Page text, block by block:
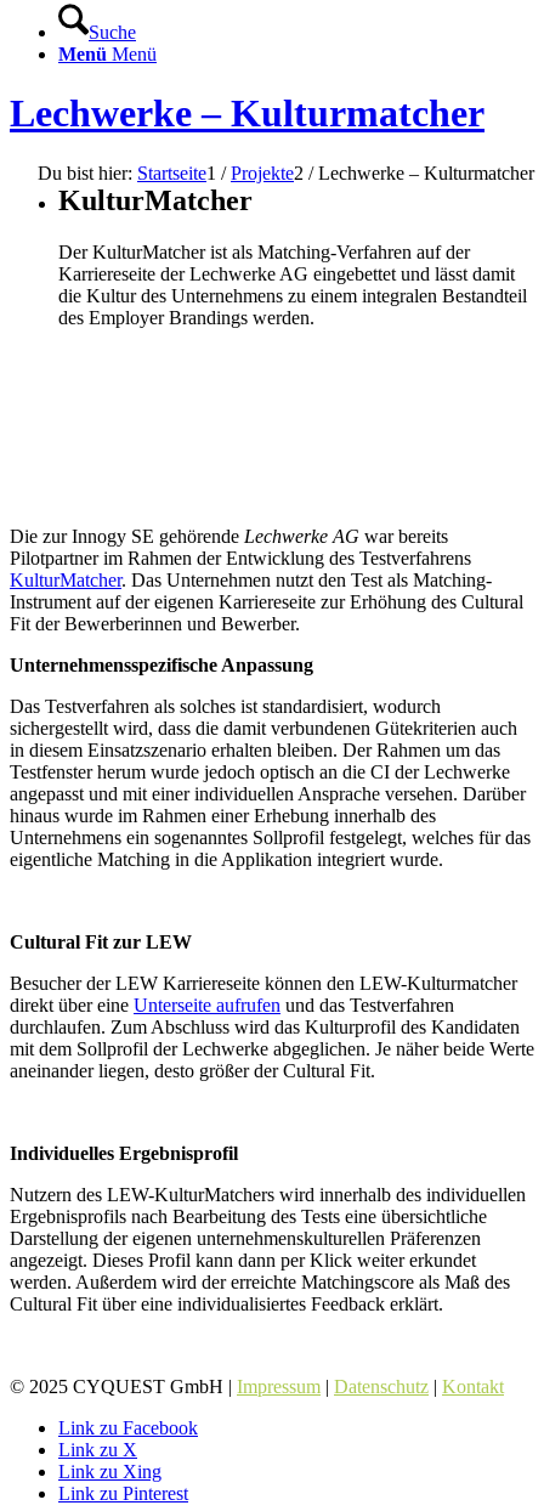
Suche
Menü Menü
Lechwerke – Kulturmatcher
Du bist hier: Startseite1 / Projekte2 / Lechwerke – Kulturmatcher
KulturMatcher
Der KulturMatcher ist als Matching-Verfahren auf der
Karriereseite der Lechwerke AG eingebettet und lässt damit
die Kultur des Unternehmens zu einem integralen Bestandteil
des Employer Brandings werden.
Die zur Innogy SE gehörende Lechwerke AG war bereits
Pilotpartner im Rahmen der Entwicklung des Testverfahrens
KulturMatcher. Das Unternehmen nutzt den Test als Matching-
Instrument auf der eigenen Karriereseite zur Erhöhung des Cultural
Fit der Bewerberinnen und Bewerber.
Unternehmensspezifische Anpassung
Das Testverfahren als solches ist standardisiert, wodurch
sichergestellt wird, dass die damit verbundenen Gütekriterien auch
in diesem Einsatzszenario erhalten bleiben. Der Rahmen um das
Testfenster herum wurde jedoch optisch an die CI der Lechwerke
angepasst und mit einer individuellen Ansprache versehen. Darüber
hinaus wurde im Rahmen einer Erhebung innerhalb des
Unternehmens ein sogenanntes Sollprofil festgelegt, welches für das
eigentliche Matching in die Applikation integriert wurde.
Cultural Fit zur LEW
Besucher der LEW Karriereseite können den LEW-Kulturmatcher
direkt über eine Unterseite aufrufen und das Testverfahren
durchlaufen. Zum Abschluss wird das Kulturprofil des Kandidaten
mit dem Sollprofil der Lechwerke abgeglichen. Je näher beide Werte
aneinander liegen, desto größer der Cultural Fit.
Individuelles Ergebnisprofil
Nutzern des LEW-KulturMatchers wird innerhalb des individuellen
Ergebnisprofils nach Bearbeitung des Tests eine übersichtliche
Darstellung der eigenen unternehmenskulturellen Präferenzen
angezeigt. Dieses Profil kann dann per Klick weiter erkundet
werden. Außerdem wird der erreichte Matchingscore als Maß des
Cultural Fit über eine individualisiertes Feedback erklärt.
© 2025 CYQUEST GmbH | Impressum | Datenschutz | Kontakt
Link zu Facebook
Link zu X
Link zu Xing
Link zu Pinterest